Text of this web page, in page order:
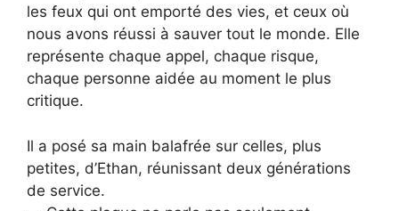
les feux qui ont emporté des vies, et ceux où
nous avons réussi à sauver tout le monde. Elle
représente chaque appel, chaque risque,
chaque personne aidée au moment le plus
critique.
Il a posé sa main balafrée sur celles, plus
petites, d’Ethan, réunissant deux générations
de service.